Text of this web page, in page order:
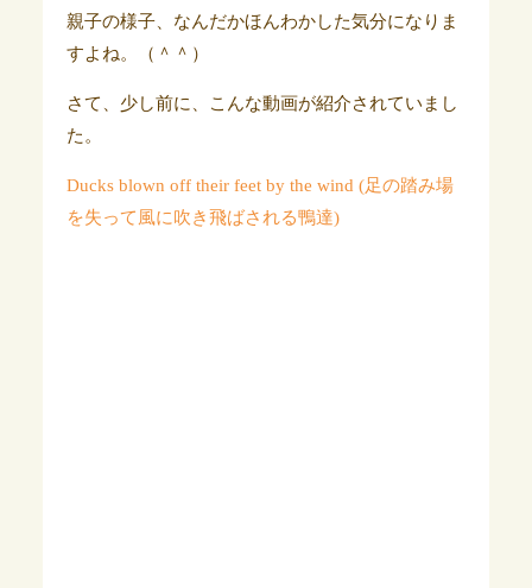
親子の様子、なんだかほんわかした気分になりま
すよね。（＾＾）
さて、少し前に、こんな動画が紹介されていまし
た。
Ducks blown off their feet by the wind (足の踏み場
を失って風に吹き飛ばされる鴨達)